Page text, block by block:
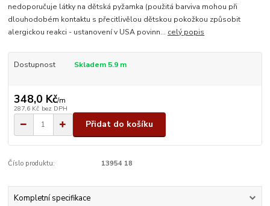
nedoporučuje látky na dětská pyžamka (použitá barviva mohou při
dlouhodobém kontaktu s přecitlivělou dětskou pokožkou způsobit
alergickou reakci - ustanovení v USA povinn... celý popis
Dostupnost Skladem 5.9 m
348,0 Kč/m
287,6 Kč bez DPH
Přidat do košíku
Číslo produktu: 13954 18
Kompletní specifikace